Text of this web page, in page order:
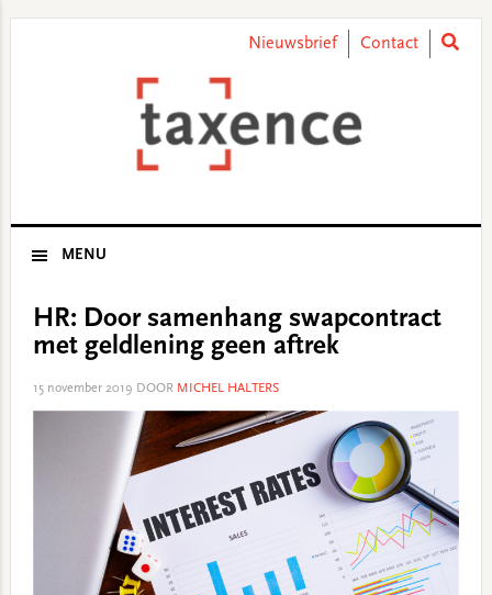
Nieuwsbrief Contact
MENU
HR: Door samenhang swapcontract
met geldlening geen aftrek
15 november 2019 DOOR MICHEL HALTERS